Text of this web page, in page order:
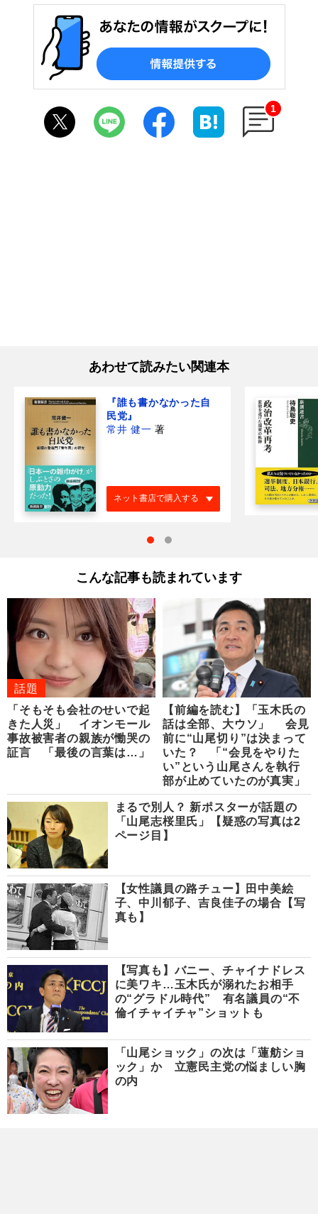
1
あわせて読みたい関連本
『誰も書かなかった自
民党』
常井 健一 著
ネット書店で購入する
こんな記事も読まれています
話題
「そもそも会社のせいで起
きた人災」 イオンモール
事故被害者の親族が慟哭の
証言 「最後の言葉は…」
【前編を読む】「玉木氏の
話は全部、大ウソ」 会見
前に“山尾切り”は決まって
いた？ 「“会見をやりた
い”という山尾さんを執行
部が止めていたのが真実」
まるで別人？ 新ポスターが話題の
「山尾志桜里氏」【疑惑の写真は2
ページ目】
【女性議員の路チュー】田中美絵
子、中川郁子、吉良佳子の場合【写
真も】
【写真も】バニー、チャイナドレス
に美ワキ…玉木氏が溺れたお相手
の“グラドル時代” 有名議員の“不
倫イチャイチャ”ショットも
「山尾ショック」の次は「蓮舫ショ
ック」か 立憲民主党の悩ましい胸
の内